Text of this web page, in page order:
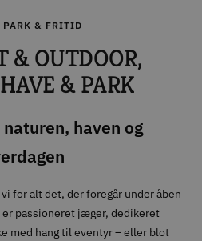
2
4
PARK & FRITID
& OUTDOOR,
& PARK
haven og
for alt det, der foregår under åben
er passioneret jæger, dedikeret
med hang til eventyr – eller blot